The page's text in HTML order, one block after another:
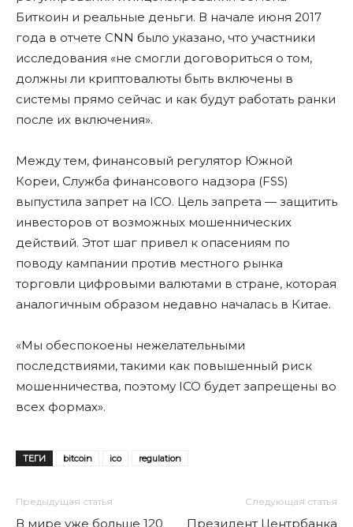
Биткоин и реальные деньги. В начале июня 2017
года в отчете CNN было указано, что участники
исследования «не смогли договориться о том,
должны ли криптовалюты быть включены в
системы прямо сейчас и как будут работать ранки
после их включения».
Между тем, финансовый регулятор Южной
Кореи, Служба финансового надзора (FSS)
выпустила запрет на ICO. Цель запрета — защитить
инвесторов от возможных мошеннических
действий. Этот шаг привел к опасениям по
поводу кампании против местного рынка
торговли цифровыми валютами в стране, которая
аналогичным образом недавно началась в Китае.
«Мы обеспокоены нежелательными
последствиями, такими как повышенный риск
мошенничества, поэтому ICO будет запрещены во
всех формах».
ТЕГИ bitcoin ico regulation
Предыдущая статья
В мире уже больше 120
Следующая статья
Президент Центрбанка